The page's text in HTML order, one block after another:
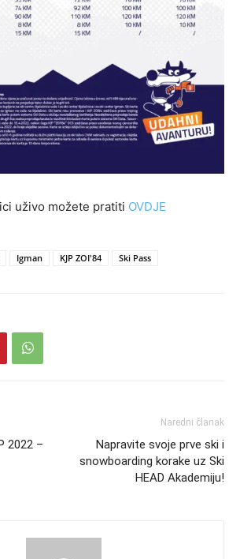
uživo možete pratiti OVDJE
Igman KJP ZOI'84 Ski Pass
2022 –
Naredni članak
Napravite svoje prve ski i
snowboarding korake uz Ski
HEAD Akademiju!